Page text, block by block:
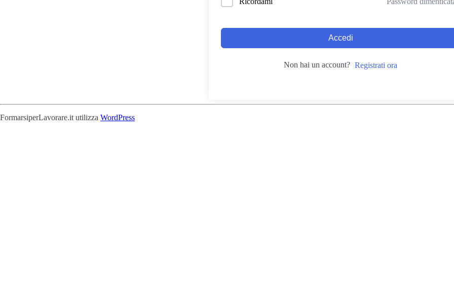
Accedi
Non hai un account? Registrati ora
FormarsiperLavorare.it utilizza WordPress